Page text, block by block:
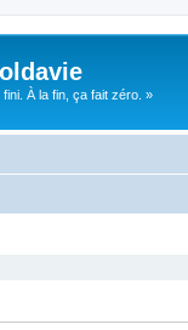
À la fin, ça fait zéro. »